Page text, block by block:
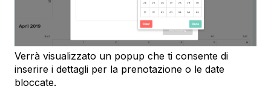
Verrà visualizzato un popup che ti consente di
inserire i dettagli per la prenotazione o le date
bloccate.